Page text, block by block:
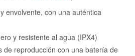
envolvente, con una auténtica
y resistente al agua (IPX4)
de reproducción con una batería de